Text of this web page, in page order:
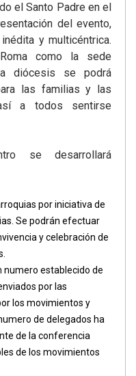
el Santo Padre en el
del evento,
y multicéntrica.
como la sede
diócesis se podrá
las familias y las
a todos sentirse
se desarrollará
por iniciativa de
Se podrán efectuar
y celebración de
numero establecido de
por las
los movimientos y
de delegados ha
de la conferencia
de los movimientos